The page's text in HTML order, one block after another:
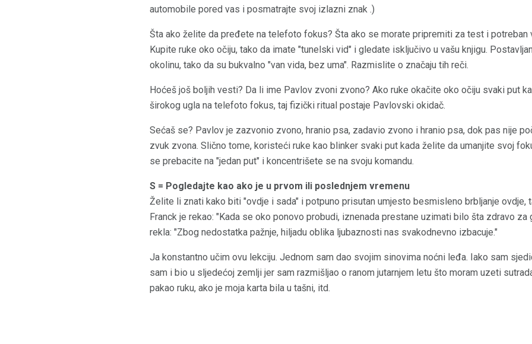
automobile pored vas i posmatrajte svoj izlazni znak .)
Šta ako želite da pređete na telefoto fokus? Šta ako se morate pripremiti za test i potreban
Kupite ruke oko očiju, tako da imate "tunelski vid" i gledate isključivo u vašu knjigu.
okolinu, tako da su bukvalno "van vida, bez uma". Razmislite o značaju tih reči.
Hoćeš još boljih vesti? Da li ime Pavlov zvoni zvono? Ako ruke okačite oko očiju svaki put
širokog ugla na telefoto fokus, taj fizički ritual postaje Pavlovski okidač.
Sećaš se? Pavlov je zazvonio zvono, hranio psa, zadavio zvono i hranio psa, dok pas nije
zvuk zvona. Slično tome, koristeći ruke kao blinker svaki put kada želite da umanjite svoj
se prebacite na "jedan put" i koncentrišete se na svoju komandu.
S = Pogledajte kao ako je u prvom ili poslednjem vremenu
Želite li znati kako biti "ovdje i sada" i potpuno prisutan umjesto besmisleno brbljanje ovdje,
Franck je rekao: "Kada se oko ponovo probudi, iznenada prestane uzimati bilo šta zdravo za
rekla: "Zbog nedostatka pažnje, hiljadu oblika ljubaznosti nas svakodnevno izbacuje."
Ja konstantno učim ovu lekciju. Jednom sam dao svojim sinovima noćni leđa. Iako sam
sam i bio u sljedećoj zemlji jer sam razmišljao o ranom jutarnjem letu što moram uzeti
pakao ruku, ako je moja karta bila u tašni, itd.